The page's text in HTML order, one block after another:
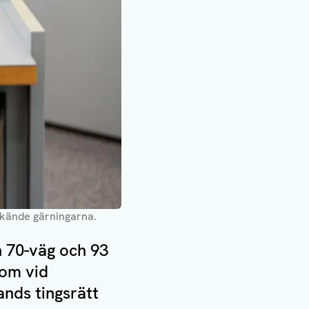
gärningarna.
väg och 93
vid
tingsrätt